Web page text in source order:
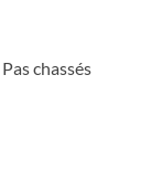
chassés